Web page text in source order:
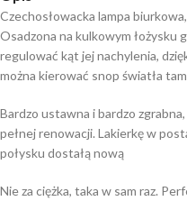
Czechosłowacka lampa
Osadzona na kulkowym łożysku
regulować kąt jej nachylenia,
można kierować snop światła
Bardzo ustawna i bardzo
pełnej renowacji. Lakierkę w
połysku dostałą nową
Nie za ciężka, taka w sam raz.